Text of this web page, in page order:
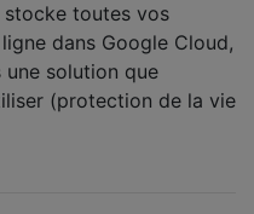
stocke toutes vos
dans Google Cloud,
une solution que
(protection de la vie